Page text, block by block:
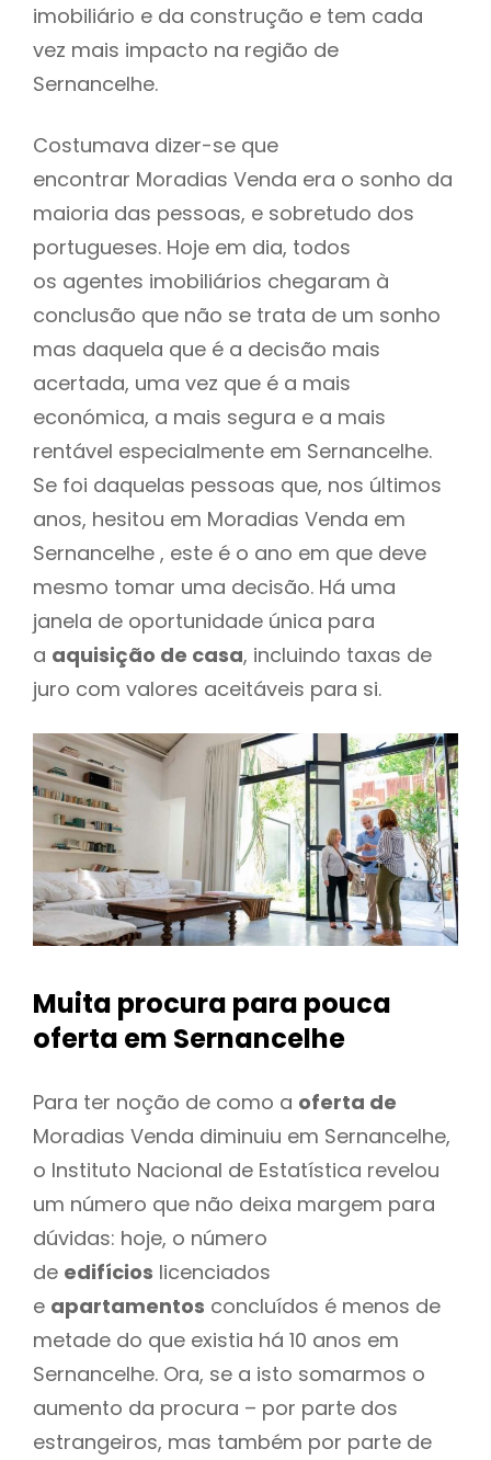
imobiliário e da construção e tem cada
vez mais impacto na região de
Sernancelhe.
Costumava dizer-se que
encontrar Moradias Venda era o sonho da
maioria das pessoas, e sobretudo dos
portugueses. Hoje em dia, todos
os agentes imobiliários chegaram à
conclusão que não se trata de um sonho
mas daquela que é a decisão mais
acertada, uma vez que é a mais
económica, a mais segura e a mais
rentável especialmente em Sernancelhe.
Se foi daquelas pessoas que, nos últimos
anos, hesitou em Moradias Venda em
Sernancelhe , este é o ano em que deve
mesmo tomar uma decisão. Há uma
janela de oportunidade única para
a aquisição de casa, incluindo taxas de
juro com valores aceitáveis para si.
Muita procura para pouca
oferta em Sernancelhe
Para ter noção de como a oferta de
Moradias Venda diminuiu em Sernancelhe,
o Instituto Nacional de Estatística revelou
um número que não deixa margem para
dúvidas: hoje, o número
de edifícios licenciados
e apartamentos concluídos é menos de
metade do que existia há 10 anos em
Sernancelhe. Ora, se a isto somarmos o
aumento da procura – por parte dos
estrangeiros, mas também por parte de